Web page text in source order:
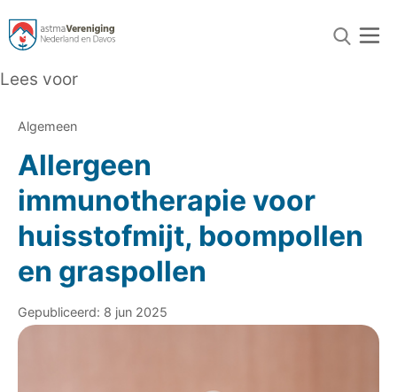
Lees voor
Algemeen
Allergeen
immunotherapie voor
huisstofmijt, boompollen
en graspollen
Gepubliceerd: 8 jun 2025